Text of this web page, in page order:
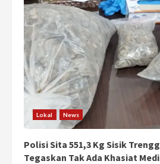
Lokal News
Polisi Sita 551,3 Kg Sisik
Tegaskan Tak Ada Khasiat